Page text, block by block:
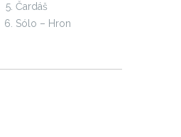
Čardáš
Sólo – Hron